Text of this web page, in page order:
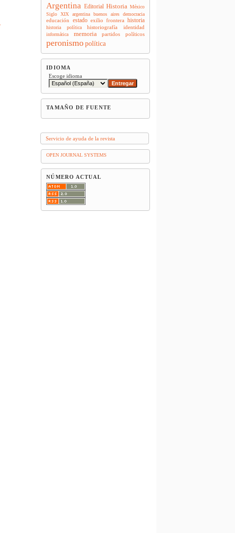
Argentina Editorial Historia México
Siglo XIX
argentina buenos aires democracia
educación estado exilio frontera historia
historia política historiografía identidad
informática memoria partidos políticos
peronismo política
IDIOMA
Escoge idioma
TAMAÑO DE FUENTE
Servicio de ayuda de la revista
OPEN JOURNAL SYSTEMS
NÚMERO ACTUAL